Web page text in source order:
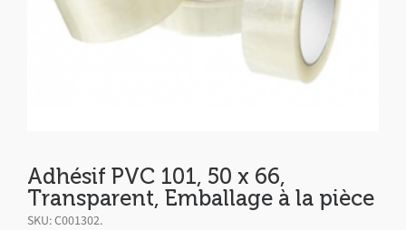
Adhésif PVC 101, 50 x 66,
Transparent, Emballage à la pièce
SKU:C001302.